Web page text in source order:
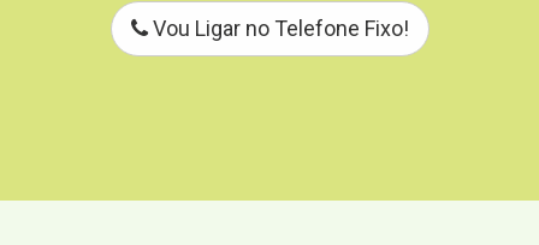
Vou Ligar no Telefone Fixo!